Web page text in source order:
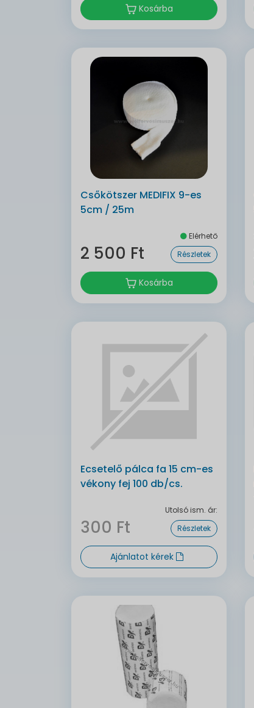
Kosárba
Csőkötszer MEDIFIX 9-es
5cm / 25m
Elérhető
2 500 Ft Részletek
Kosárba
Ecsetelő pálca fa 15 cm-es
vékony fej 100 db/cs.
Utolsó ism. ár:
300 Ft Részletek
Ajánlatot kérek